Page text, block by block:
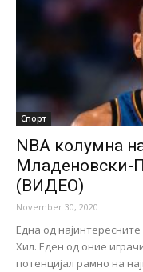
Спорт
NBA колумна
Младеновски-
(ВИДЕО)
November 30, 2020
Една од
Хил. Еден од оние
потенцијал рамно на